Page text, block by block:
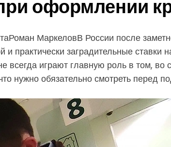
оформлении
МаркеловВ России после
практически заградительные ставки
играют главную роль в том, во
нужно обязательно смотреть перед